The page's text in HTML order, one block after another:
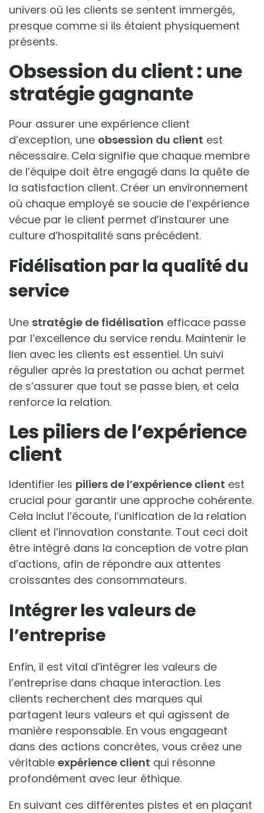
univers où les clients se sentent immergés,
presque comme si ils étaient physiquement
présents.
Obsession du client : une
stratégie gagnante
Pour assurer une expérience client
d’exception, une obsession du client est
nécessaire. Cela signifie que chaque membre
de l’équipe doit être engagé dans la quête de
la satisfaction client. Créer un environnement
où chaque employé se soucie de l’expérience
vécue par le client permet d’instaurer une
culture d’hospitalité sans précédent.
Fidélisation par la qualité du
service
Une stratégie de fidélisation efficace passe
par l’excellence du service rendu. Maintenir le
lien avec les clients est essentiel. Un suivi
régulier après la prestation ou achat permet
de s’assurer que tout se passe bien, et cela
renforce la relation.
Les piliers de l’expérience
client
Identifier les piliers de l’expérience client est
crucial pour garantir une approche cohérente.
Cela inclut l’écoute, l’unification de la relation
client et l’innovation constante. Tout ceci doit
être intégré dans la conception de votre plan
d’actions, afin de répondre aux attentes
croissantes des consommateurs.
Intégrer les valeurs de
l’entreprise
Enfin, il est vital d’intégrer les valeurs de
l’entreprise dans chaque interaction. Les
clients recherchent des marques qui
partagent leurs valeurs et qui agissent de
manière responsable. En vous engageant
dans des actions concrètes, vous créez une
véritable expérience client qui résonne
profondément avec leur éthique.
En suivant ces différentes pistes et en plaçant